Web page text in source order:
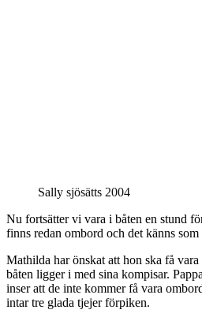
Sally sjösätts 2004
Nu fortsätter vi vara i båten en stund
finns redan ombord och det känns
Mathilda har önskat att hon ska få
båten ligger i med sina kompisar.
inser att de inte kommer få vara
intar tre glada tjejer förpiken.